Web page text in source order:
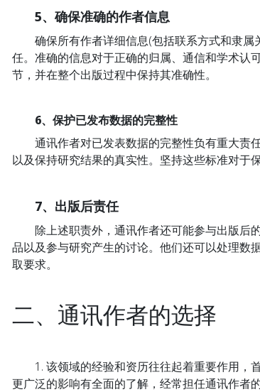
5、确保准确的作者信息
确保所有作者详细信息(包括联系方式和隶属
任。准确的信息对于正确的归属、通信和学术认
节，并在整个出版过程中保持其准确性。
6、保护已发布数据的完整性
通讯作者对已发表数据的完整性负有重大责
以及保持研究结果的真实性。坚持这些标准对于
7、出版后责任
除上述职责外，通讯作者还可能参与出版后
品以及参与研究产生的讨论。他们还可以处理数
取要求。
二、通讯作者的选择
1. 该领域的经验和资历往往起着重要作用，
更广泛的影响有全面的了解，经常担任通讯作者的